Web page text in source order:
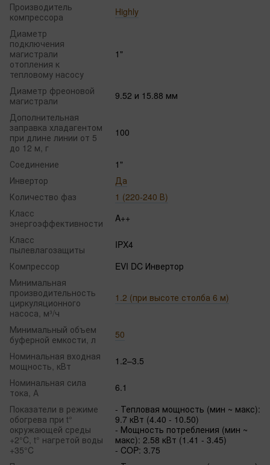
Производитель
компрессора
Highly
Диаметр
подключения
магистрали
отопления к
тепловому насосу
1"
Диаметр фреоновой
магистрали
9.52 и 15.88 мм
Дополнительная
заправка хладагентом
при длине линии от 5
до 12 м, г
100
Соединение
1"
Инвертор
Да
Количество фаз
1 (220-240 В)
Класс
энергоэффективности
A++
Класс
пылевлагозащиты
IPX4
Компрессор
EVI DC Инвертор
Минимальная
производительность
циркуляционного
насоса, м³/ч
1.2 (при высоте столба 6 м)
Минимальный объем
буферной емкости, л
50
Номинальная входная
мощность, кВт
1.2–3.5
Номинальная сила
тока, А
6.1
Показатели в режиме
обогрева при t°
окружающей среды
+2°C, t° нагретой воды
+35°C
- Тепловая мощность (мин ~ макс):
9.7 кВт (4.40 - 10.50)
- Мощность потребления (мин ~
макс): 2.58 кВт (1.41 - 3.45)
- COP: 3.75